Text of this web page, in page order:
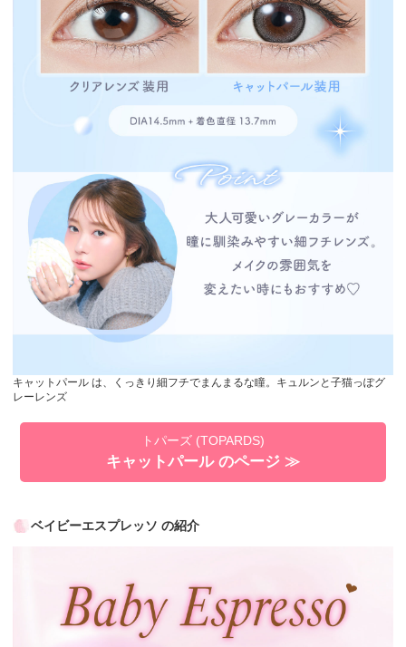
キャットパール は、くっきり細フチでまんまるな瞳。キュルンと子猫っぽグ
レーレンズ
トパーズ (TOPARDS)
キャットパール のページ ≫
ベイビーエスプレッソ の紹介